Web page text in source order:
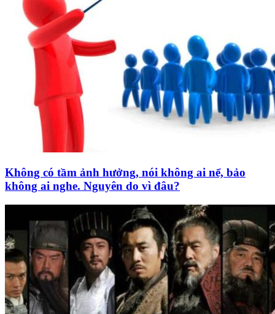
Không có tầm ảnh hưởng, nói không ai nể, bảo
không ai nghe. Nguyên do vì đâu?